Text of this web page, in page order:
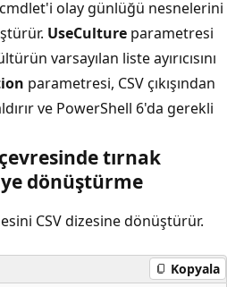
cmdlet'i olay günlüğü nesnelerini
UseCulture parametresi
varsayılan liste ayırıcısını
parametresi, CSV çıkışından
ve PowerShell 6'da gerekli
tırnak
dönüştürme
CSV dizesine dönüştürür.
Kopyala